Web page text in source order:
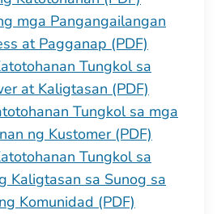
mga Pangangailangan
at Pagganap (PDF)
Tungkol sa
at Kaligtasan (PDF)
Tungkol sa mga
ng Kustomer (PDF)
Tungkol sa
Kaligtasan sa Sunog sa
Komunidad (PDF)